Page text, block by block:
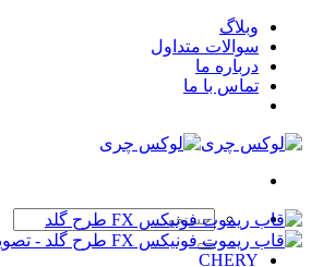
Skip
content
وبلاگ
سوالات متداول
درباره ما
تماس با ما
جستجو
برای:
CHERY